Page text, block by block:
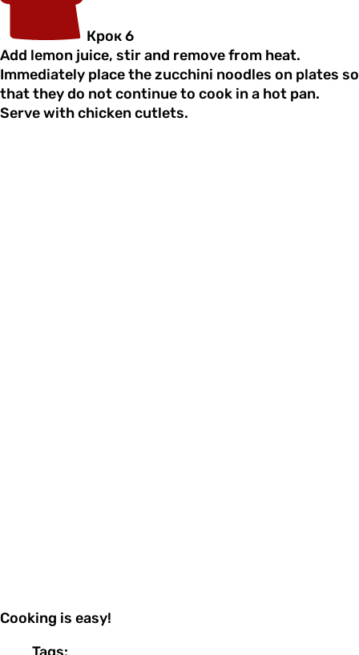
Крок 6
Add lemon juice, stir and remove from heat.
Immediately place the zucchini noodles on plates so
that they do not continue to cook in a hot pan.
Serve with chicken cutlets.
Cooking is easy!